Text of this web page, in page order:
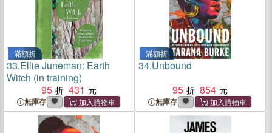
滿額折
33.Ellie Juneman: Earth
Witch (in training)
95
431
無庫存
滿額折
34.Unbound
95
854
無庫存